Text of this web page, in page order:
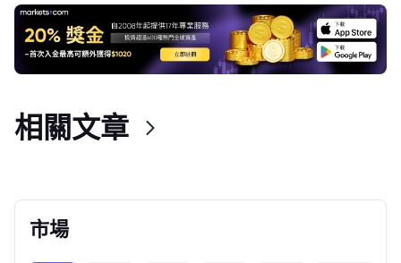
市場
相關文章